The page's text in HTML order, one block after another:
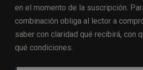
en el momento de la suscripción.
combinación obliga al lector a
saber con claridad qué recibirá, con
qué condiciones.